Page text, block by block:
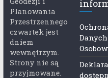
Planowania
Przestrzennego
czwartek jest
dniem
wewnętrzym.
Strony nie są
przyjmowane.
Danych